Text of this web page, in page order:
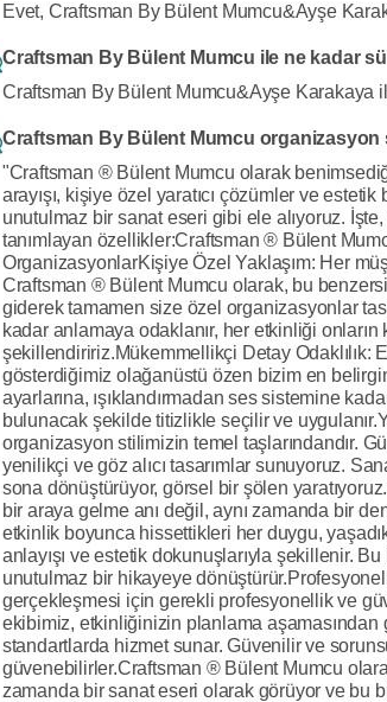
Evet, Craftsman By Bülent Mumcu&Ayşe
Craftsman By Bülent Mumcu ile ne kadar
Craftsman By Bülent Mumcu&Ayşe Karakaya
Craftsman By Bülent Mumcu organizasyon
"Craftsman ® Bülent Mumcu olarak
arayışı, kişiye özel yaratıcı çözümler ve
unutulmaz bir sanat eseri gibi ele alıyoruz.
tanımlayan özellikler:Craftsman ® Bülent
OrganizasyonlarKişiye Özel Yaklaşım: Her
Craftsman ® Bülent Mumcu olarak, bu
giderek tamamen size özel organizasyonlar
kadar anlamaya odaklanır, her etkinliği
şekillendiririz.Mükemmellikçi Detay Odaklılık:
gösterdiğimiz olağanüstü özen bizim en
ayarlarına, ışıklandırmadan ses sistemine
bulunacak şekilde titizlikle seçilir ve
organizasyon stilimizin temel taşlarındandır.
yenilikçi ve göz alıcı tasarımlar sunuyoruz.
sona dönüştürüyor, görsel bir şölen
bir araya gelme anı değil, aynı zamanda bir
etkinlik boyunca hissettikleri her duygu,
anlayışı ve estetik dokunuşlarıyla şekillenir.
unutulmaz bir hikayeye
gerçekleşmesi için gerekli profesyonellik ve
ekibimiz, etkinliğinizin planlama
standartlarda hizmet sunar. Güvenilir ve
güvenebilirler.Craftsman ® Bülent Mumcu
zamanda bir sanat eseri olarak görüyor ve bu